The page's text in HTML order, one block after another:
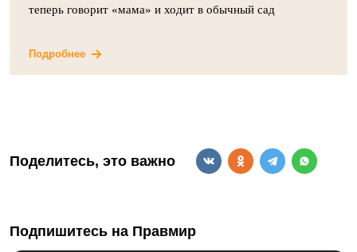
теперь говорит «мама» и ходит в обычный сад
Подробнее
Поделитесь, это важно
Подпишитесь на Правмир